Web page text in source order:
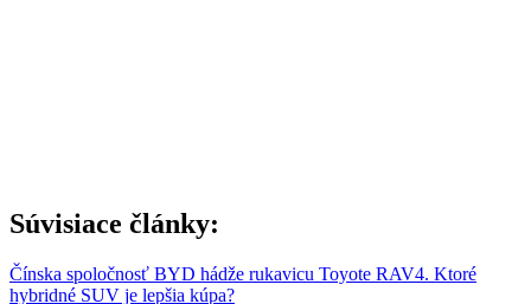
Súvisiace články:
Čínska spoločnosť BYD hádže rukavicu Toyote RAV4. Ktoré
hybridné SUV je lepšia kúpa?